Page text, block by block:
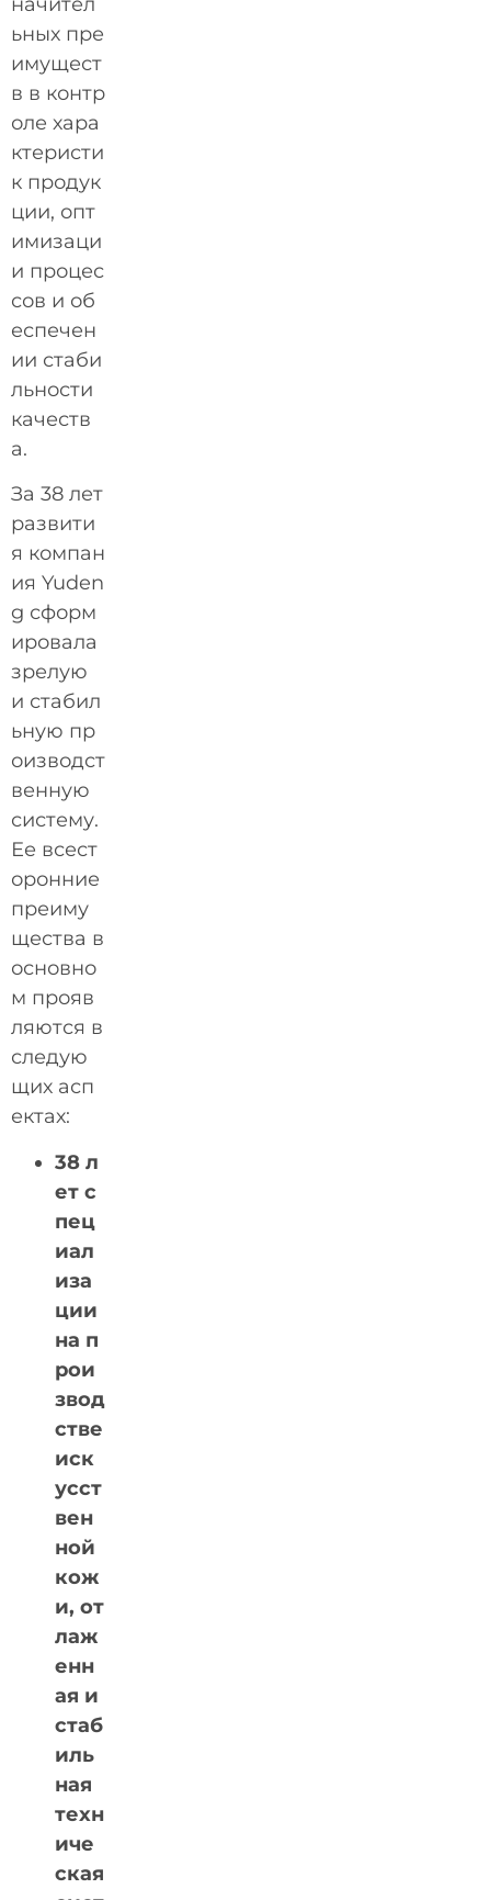
ьных пре
имущест
в в контр
оле хара
ктеристи
к продук
ции, опт
имизаци
и процес
сов и об
еспечен
ии стаби
льности
качеств
а.
За 38 лет
развити
я компан
ия Yuden
g сформ
ировала
зрелую
и стабил
ьную пр
оизводст
венную
систему.
Ее всест
оронние
преиму
щества в
основно
м прояв
ляются в
следую
щих асп
ектах:
38 л
ет с
пец
иал
иза
ции
на п
рои
звод
стве
иск
усст
вен
ной
кож
и, от
лаж
енн
ая и
стаб
иль
ная
техн
иче
ская